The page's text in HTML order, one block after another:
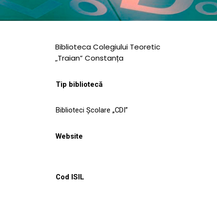
COLECȚII
BIBLIOTECA DIGITALĂ
EVENIMENTE
CULTURALE
NOUTĂȚI
Biblioteca Colegiului Teoretic
„Traian” Constanța
Tip bibliotecă
Biblioteci Școlare „CDI”
Website
Cod ISIL